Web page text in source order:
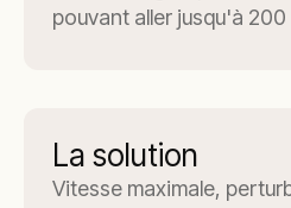
pouvant aller jusqu'à
La solution
Vitesse maximale,